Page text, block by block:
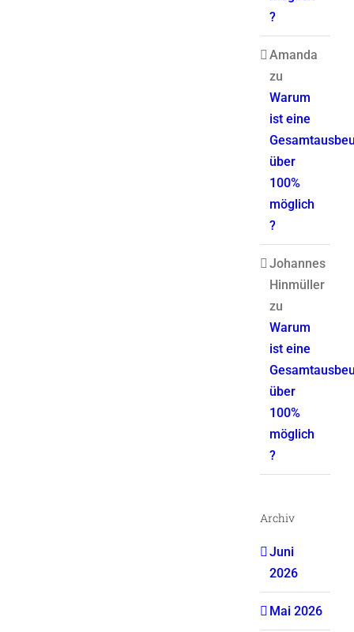
?
Amanda
zu
Warum
ist eine
über
100%
möglich
?
Johannes
Hinmüller
zu
Warum
ist eine
über
100%
möglich
?
Archiv
Juni
2026
Mai 2026